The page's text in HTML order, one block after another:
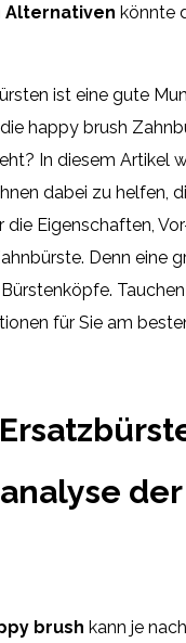
Alternativen könnte
ist eine gute
happy brush
In diesem Artikel
dabei zu helfen,
die Eigenschaften,
Denn eine
Tauchen
für Sie am
brush kann je